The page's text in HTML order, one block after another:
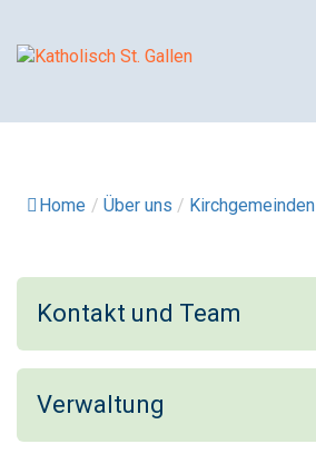
Inhalt
Home / Über uns / Kirchgemeinden
Kontakt und Team
Verwaltung